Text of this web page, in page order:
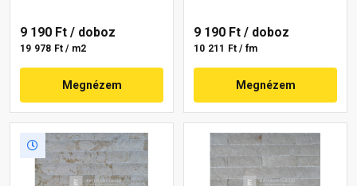
9 190 Ft / doboz
19 978 Ft / m2
Megnézem
9 190 Ft / doboz
10 211 Ft / fm
Megnézem